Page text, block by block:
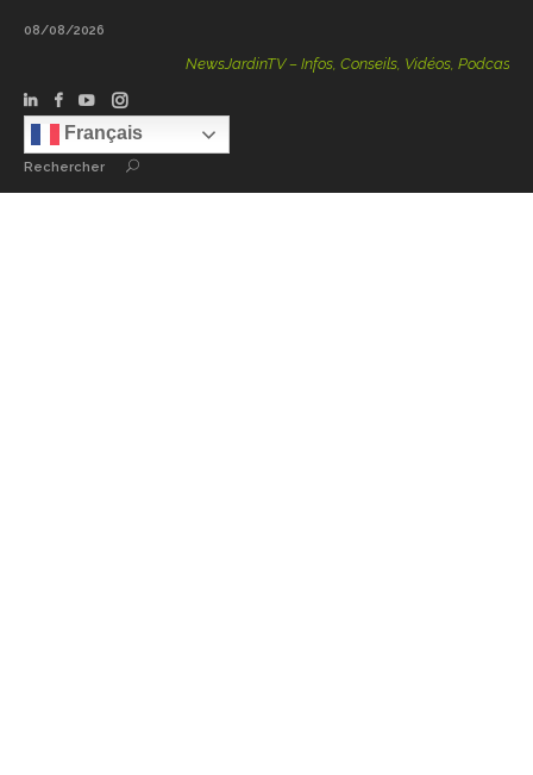
08/08/2026
NewsJardinTV – Infos, Conseils, Vidéos, Podcasts – 100 %
Français
Rechercher